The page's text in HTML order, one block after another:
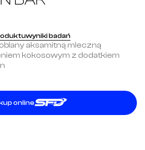
wyniki badań
aksamitną mleczną
kokosowym z dodatkiem
online